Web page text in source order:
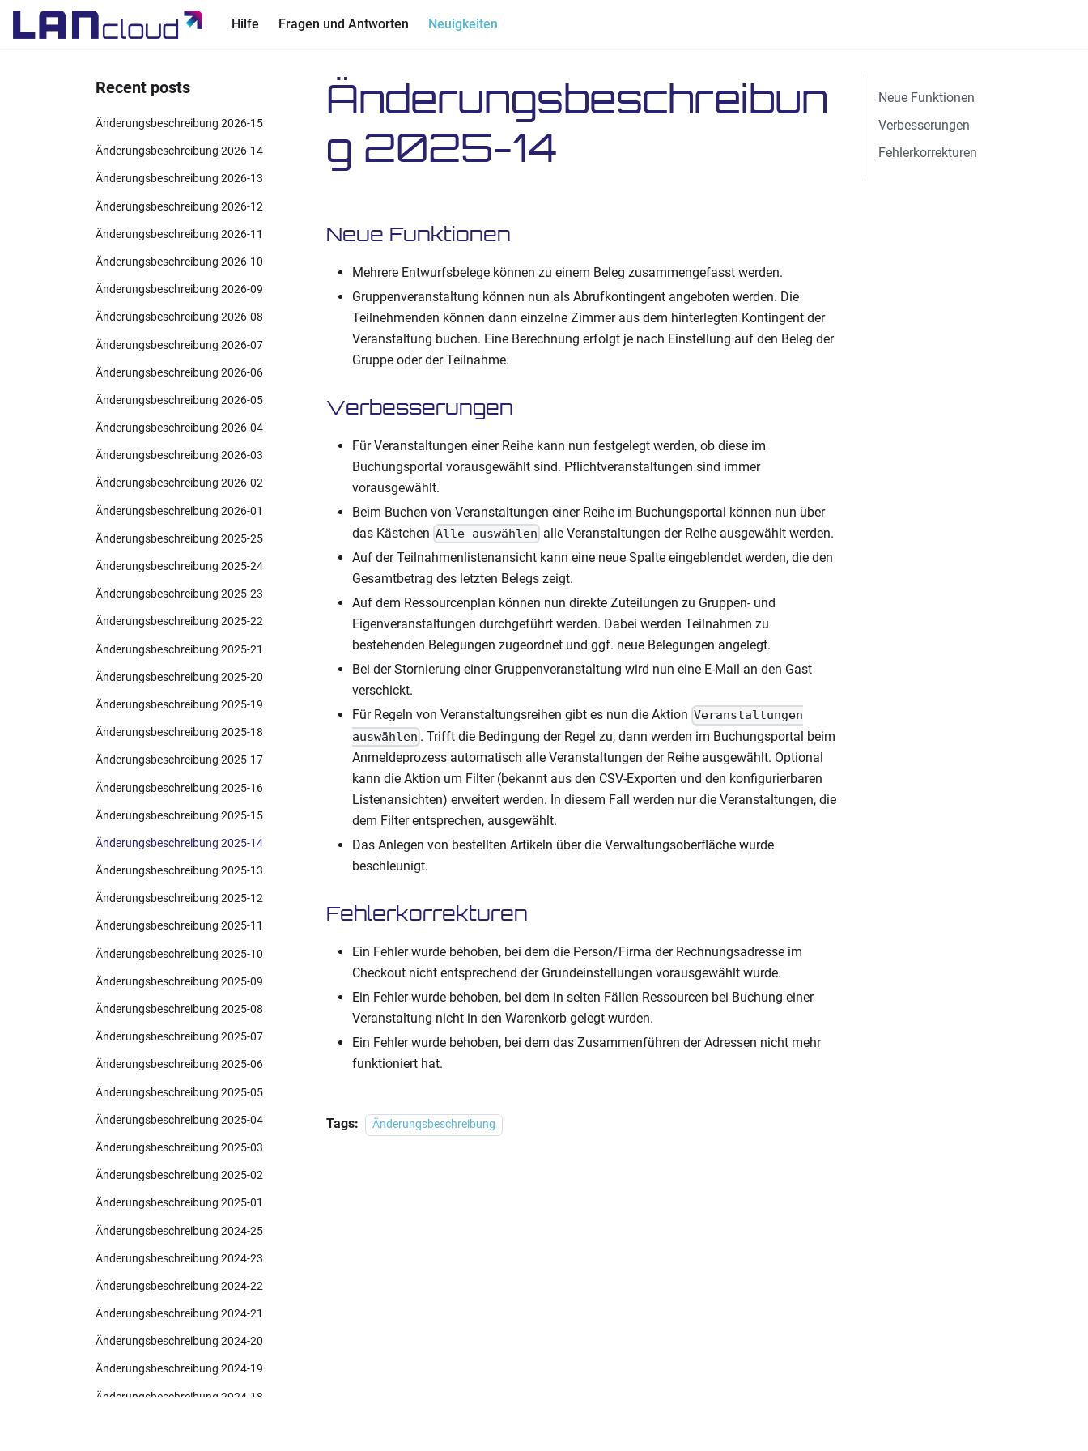
Hilfe Fragen und Antworten Neuigkeiten
Recent posts
Änderungsbeschreibung 2026-15
Änderungsbeschreibung 2026-14
Änderungsbeschreibung 2026-13
Änderungsbeschreibung 2026-12
Änderungsbeschreibung 2026-11
Änderungsbeschreibung 2026-10
Änderungsbeschreibung 2026-09
Änderungsbeschreibung 2026-08
Änderungsbeschreibung 2026-07
Änderungsbeschreibung 2026-06
Änderungsbeschreibung 2026-05
Änderungsbeschreibung 2026-04
Änderungsbeschreibung 2026-03
Änderungsbeschreibung 2026-02
Änderungsbeschreibung 2026-01
Änderungsbeschreibung 2025-25
Änderungsbeschreibung 2025-24
Änderungsbeschreibung 2025-23
Änderungsbeschreibung 2025-22
Änderungsbeschreibung 2025-21
Änderungsbeschreibung 2025-20
Änderungsbeschreibung 2025-19
Änderungsbeschreibung 2025-18
Änderungsbeschreibung 2025-17
Änderungsbeschreibung 2025-16
Änderungsbeschreibung 2025-15
Änderungsbeschreibung 2025-14
Änderungsbeschreibung 2025-13
Änderungsbeschreibung 2025-12
Änderungsbeschreibung 2025-11
Änderungsbeschreibung 2025-10
Änderungsbeschreibung 2025-09
Änderungsbeschreibung 2025-08
Änderungsbeschreibung 2025-07
Änderungsbeschreibung 2025-06
Änderungsbeschreibung 2025-05
Änderungsbeschreibung 2025-04
Änderungsbeschreibung 2025-03
Änderungsbeschreibung 2025-02
Änderungsbeschreibung 2025-01
Änderungsbeschreibung 2024-25
Änderungsbeschreibung 2024-23
Änderungsbeschreibung 2024-22
Änderungsbeschreibung 2024-21
Änderungsbeschreibung 2024-20
Änderungsbeschreibung 2024-19
Änderungsbeschreibung 2024-18
Änderungsbeschreibun
g 2025-14
Neue Funktionen
Mehrere Entwurfsbelege können zu einem Beleg zusammengefasst werden.
Gruppenveranstaltung können nun als Abrufkontingent angeboten werden. Die
Teilnehmenden können dann einzelne Zimmer aus dem hinterlegten Kontingent der
Veranstaltung buchen. Eine Berechnung erfolgt je nach Einstellung auf den Beleg der
Gruppe oder der Teilnahme.
Verbesserungen
Für Veranstaltungen einer Reihe kann nun festgelegt werden, ob diese im
Buchungsportal vorausgewählt sind. Pflichtveranstaltungen sind immer
vorausgewählt.
Beim Buchen von Veranstaltungen einer Reihe im Buchungsportal können nun über
das Kästchen Alle auswählen alle Veranstaltungen der Reihe ausgewählt werden.
Auf der Teilnahmenlistenansicht kann eine neue Spalte eingeblendet werden, die den
Gesamtbetrag des letzten Belegs zeigt.
Auf dem Ressourcenplan können nun direkte Zuteilungen zu Gruppen- und
Eigenveranstaltungen durchgeführt werden. Dabei werden Teilnahmen zu
bestehenden Belegungen zugeordnet und ggf. neue Belegungen angelegt.
Bei der Stornierung einer Gruppenveranstaltung wird nun eine E-Mail an den Gast
verschickt.
Für Regeln von Veranstaltungsreihen gibt es nun die Aktion Veranstaltungen
auswählen . Trifft die Bedingung der Regel zu, dann werden im Buchungsportal beim
Anmeldeprozess automatisch alle Veranstaltungen der Reihe ausgewählt. Optional
kann die Aktion um Filter (bekannt aus den CSV-Exporten und den konfigurierbaren
Listenansichten) erweitert werden. In diesem Fall werden nur die Veranstaltungen, die
dem Filter entsprechen, ausgewählt.
Das Anlegen von bestellten Artikeln über die Verwaltungsoberfläche wurde
beschleunigt.
Fehlerkorrekturen
Ein Fehler wurde behoben, bei dem die Person/Firma der Rechnungsadresse im
Checkout nicht entsprechend der Grundeinstellungen vorausgewählt wurde.
Ein Fehler wurde behoben, bei dem in selten Fällen Ressourcen bei Buchung einer
Veranstaltung nicht in den Warenkorb gelegt wurden.
Ein Fehler wurde behoben, bei dem das Zusammenführen der Adressen nicht mehr
funktioniert hat.
Tags: Änderungsbeschreibung
Neue Funktionen
Verbesserungen
Fehlerkorrekturen